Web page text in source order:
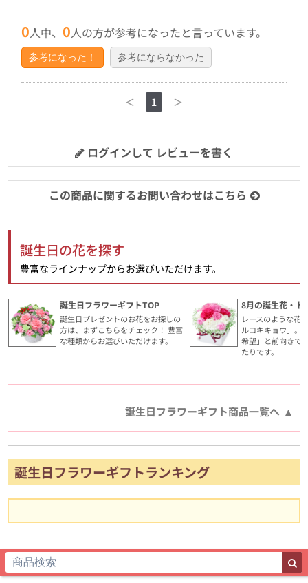
0人中、0人の方が参考になったと言っています。
参考になった！ 参考にならなかった
＜ 1 ＞
ログインして レビューを書く
この商品に関するお問い合わせはこちら
誕生日の花を探す
豊富なラインナップからお選びいただけます。
誕生日フラワーギフトTOP
誕生日プレゼントのお花をお探しの
方は、まずこちらをチェック！ 豊富
な種類からお選びいただけます。
8月の誕生花・ト
レースのような花
ルコキキョウ」。
希望」と前向きで
たりです。
誕生日フラワーギフト商品一覧へ
誕生日フラワーギフトランキング